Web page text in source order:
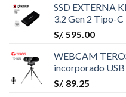
SSD EXTERNA
3.2 Gen 2 Tipo-C
S/. 595.00
WEBCAM
incorporado
S/. 89.25